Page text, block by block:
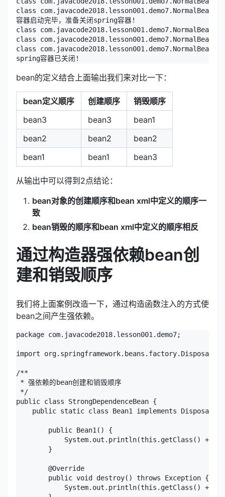
class
容器启动完毕，准备关闭spring容器!
class
class
class
bean的定义结合上面输出我们来对比一下：
bean定义顺序 创建顺序
销毁顺序
bean3
bean3
bean1
bean2
bean2
bean2
bean1
bean1 bean3
从输出中可以得到2点结论：
bean对象的创建顺序和bean xml中定义的顺序一
致
bean销毁的顺序和bean xml中定义的顺序相反
通过构造器强依赖bean创
建和销毁顺序
我们将上面案例改造一下，通过构造函数注入的方式使
bean之间产生强依赖。
package com.javacode2018.lesson001.demo7;
import
/**
* 强依赖的bean创建和销毁顺序
*/
public class StrongDependenceBean {
public static class Bean1 implements
public Bean1() {
System.out.println(this.getClass() + "
}
@Override
public void destroy() throws Exception {
System.out.println(this.getClass() + "